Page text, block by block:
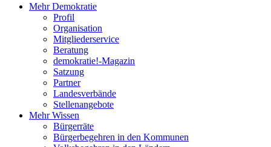
Mehr Demokratie
Profil
Organisation
Mitgliederservice
Beratung
demokratie!-Magazin
Satzung
Partner
Landesverbände
Stellenangebote
Mehr Wissen
Bürgerräte
Bürgerbegehren in den Kommunen